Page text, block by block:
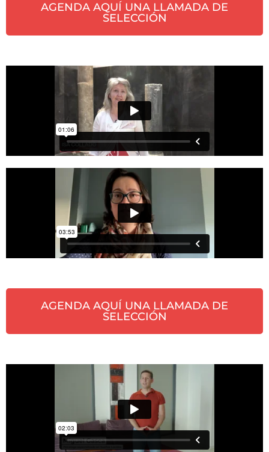
AGENDA AQUÍ UNA LLAMADA DE
SELECCIÓN
AGENDA AQUÍ UNA LLAMADA DE
SELECCIÓN